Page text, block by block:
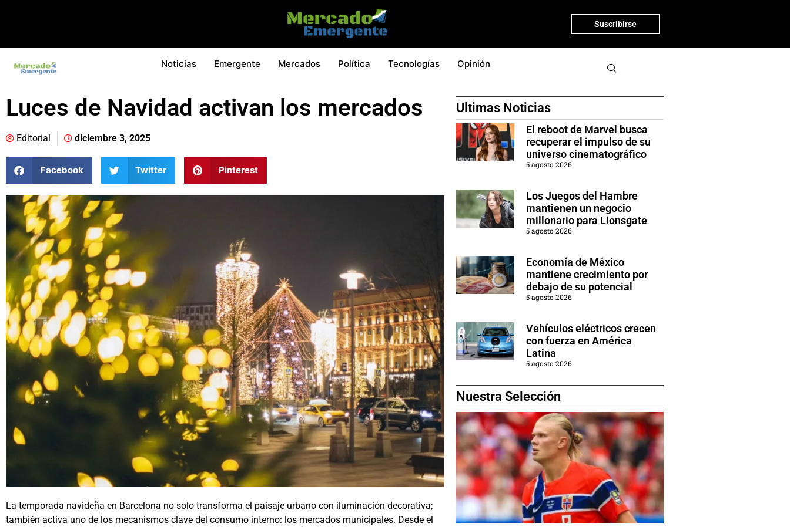
Suscribirse
Noticias Emergente Mercados Política Tecnologías Opinión
Luces de Navidad activan los mercados
Editorial diciembre 3, 2025
Facebook Twitter Pinterest
La temporada navideña en Barcelona no solo transforma el paisaje urbano con iluminación decorativa;
también activa uno de los mecanismos clave del consumo interno: los mercados municipales. Desde el
Ultimas Noticias
El reboot de Marvel busca
recuperar el impulso de su
universo cinematográfico
5 agosto 2026
Los Juegos del Hambre
mantienen un negocio
millonario para Lionsgate
5 agosto 2026
Economía de México
mantiene crecimiento por
debajo de su potencial
5 agosto 2026
Vehículos eléctricos crecen
con fuerza en América
Latina
5 agosto 2026
Nuestra Selección